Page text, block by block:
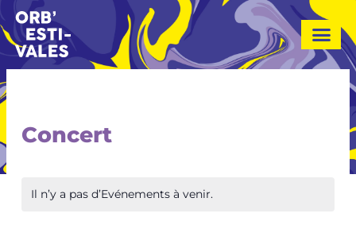
l
e
r
a
c
o
n
Concert
Il n’y a pas d’Evénements à venir.